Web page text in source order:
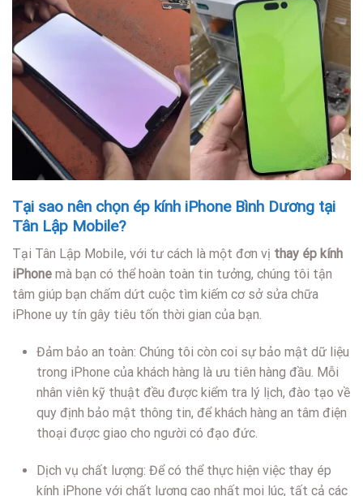
Tại sao nên chọn ép kính iPhone Bình Dương tại
Tân Lập Mobile?
Tại Tân Lập Mobile, với tư cách là một đơn vị thay ép kính
iPhone mà bạn có thể hoàn toàn tin tưởng, chúng tôi tận
tâm giúp bạn chấm dứt cuộc tìm kiếm cơ sở sửa chữa
iPhone uy tín gây tiêu tốn thời gian của bạn.
Đảm bảo an toàn: Chúng tôi còn coi sự bảo mật dữ liệu
trong iPhone của khách hàng là ưu tiên hàng đầu. Mỗi
nhân viên kỹ thuật đều được kiểm tra lý lịch, đào tạo về
quy định bảo mật thông tin, để khách hàng an tâm điện
thoại được giao cho người có đạo đức.
Dịch vụ chất lượng: Để có thể thực hiện việc thay ép
kính iPhone với chất lượng cao nhất mọi lúc, tất cả các